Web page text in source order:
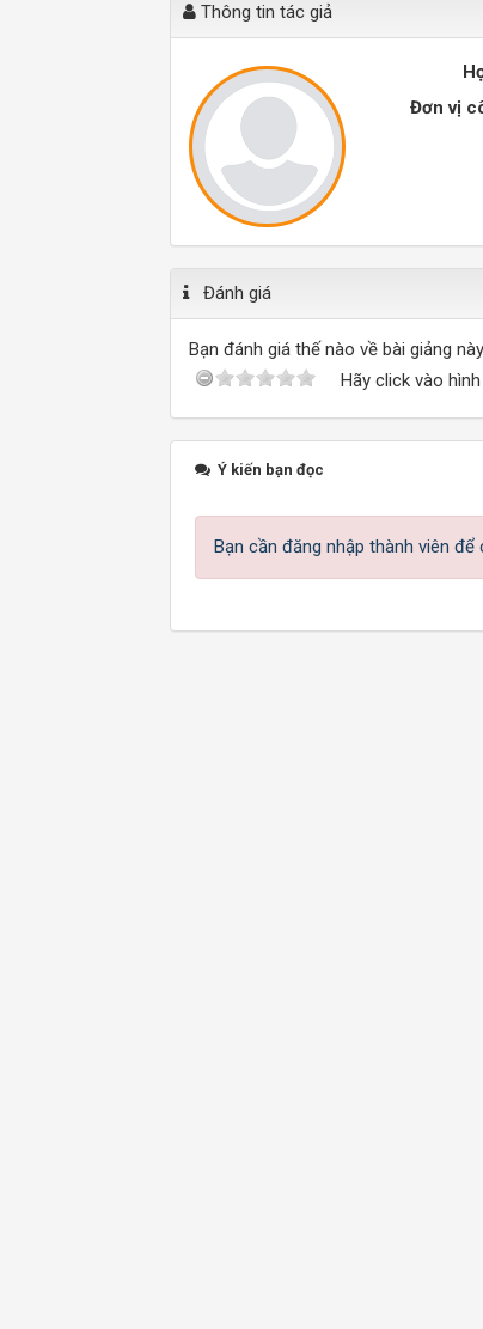
Thông tin tác giả
Đơn vị
Đánh giá
Bạn đánh giá thế nào về bài giảng
Hãy click vào
Ý kiến bạn đọc
Bạn cần đăng nhập thành viên